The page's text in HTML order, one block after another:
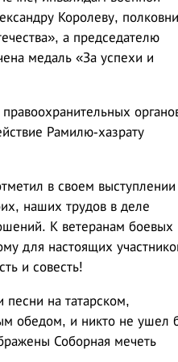
Королеву,
а председателю
медаль «За успехи и
Рамилю-хазрату
в своем выступлении
наших трудов в деле
К ветеранам боевых
для настоящих
и совесть!
песни на татарском,
обедом, и никто не ушел
Соборная мечеть